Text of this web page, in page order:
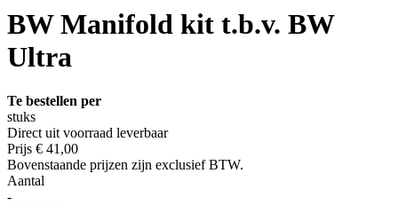
BW Manifold kit t.b.v. BW
Ultra
Te bestellen per
stuks
Direct uit voorraad leverbaar
Prijs € 41,00
Bovenstaande prijzen zijn exclusief BTW.
Aantal
-